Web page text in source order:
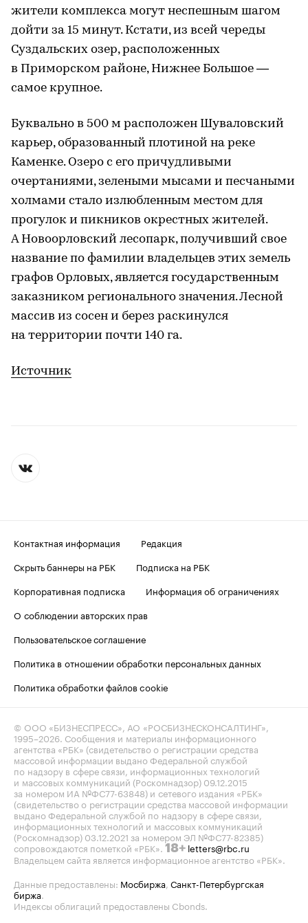
жители комплекса могут неспешным шагом
дойти за 15 минут. Кстати, из всей череды
Суздальских озер, расположенных
в Приморском районе, Нижнее Большое —
самое крупное.
Буквально в 500 м расположен Шуваловский
карьер, образованный плотиной на реке
Каменке. Озеро с его причудливыми
очертаниями, зелеными мысами и песчаными
холмами стало излюбленным местом для
прогулок и пикников окрестных жителей.
А Новоорловский лесопарк, получивший свое
название по фамилии владельцев этих земель
графов Орловых, является государственным
заказником регионального значения. Лесной
массив из сосен и берез раскинулся
на территории почти 140 га.
Источник
Контактная информация
Редакция
Скрыть баннеры на РБК
Подписка на РБК
Корпоративная подписка
Информация об ограничениях
О соблюдении авторских прав
Пользовательское соглашение
Политика в отношении обработки персональных данных
Политика обработки файлов cookie
© ООО «БИЗНЕСПРЕСС», АО «РОСБИЗНЕСКОНСАЛТИНГ»,
1995–2026. Сообщения и материалы информационного
агентства «РБК» (свидетельство о регистрации средства
массовой информации выдано Федеральной службой
по надзору в сфере связи, информационных технологий
и массовых коммуникаций (Роскомнадзор) 09.12.2015
за номером ИА №ФС77-63848) и сетевого издания «РБК»
(свидетельство о регистрации средства массовой информации
выдано Федеральной службой по надзору в сфере связи,
информационных технологий и массовых коммуникаций
(Роскомнадзор) 03.12.2021 за номером ЭЛ №ФС77-82385)
сопровождаются пометкой «РБК». 18+ letters@rbc.ru
Владельцем сайта является информационное агентство «РБК».
Данные предоставлены: Мосбиржа, Санкт-Петербургская
биржа.
Индексы облигаций предоставлены Cbonds.